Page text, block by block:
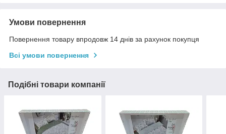
Умови повернення
Повернення товару впродовж 14 днів за рахунок покупця
Всі умови повернення
Подібні товари компанії